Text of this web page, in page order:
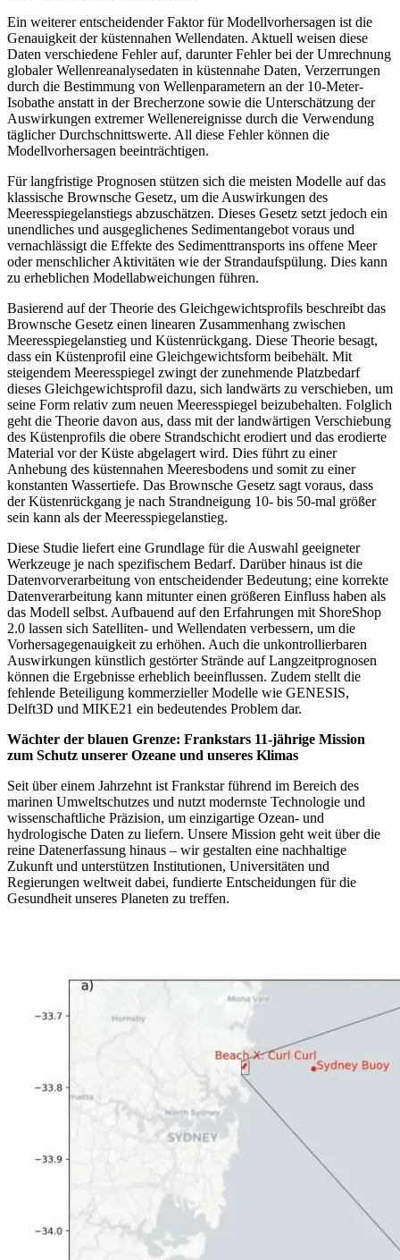
Ein weiterer entscheidender Faktor für Modellvorhersagen ist die
Genauigkeit der küstennahen Wellendaten. Aktuell weisen diese
Daten verschiedene Fehler auf, darunter Fehler bei der Umrechnung
globaler Wellenreanalysedaten in küstennahe Daten, Verzerrungen
durch die Bestimmung von Wellenparametern an der 10-Meter-
Isobathe anstatt in der Brecherzone sowie die Unterschätzung der
Auswirkungen extremer Wellenereignisse durch die Verwendung
täglicher Durchschnittswerte. All diese Fehler können die
Modellvorhersagen beeinträchtigen.
Für langfristige Prognosen stützen sich die meisten Modelle auf das
klassische Brownsche Gesetz, um die Auswirkungen des
Meeresspiegelanstiegs abzuschätzen. Dieses Gesetz setzt jedoch ein
unendliches und ausgeglichenes Sedimentangebot voraus und
vernachlässigt die Effekte des Sedimenttransports ins offene Meer
oder menschlicher Aktivitäten wie der Strandaufspülung. Dies kann
zu erheblichen Modellabweichungen führen.
Basierend auf der Theorie des Gleichgewichtsprofils beschreibt das
Brownsche Gesetz einen linearen Zusammenhang zwischen
Meeresspiegelanstieg und Küstenrückgang. Diese Theorie besagt,
dass ein Küstenprofil eine Gleichgewichtsform beibehält. Mit
steigendem Meeresspiegel zwingt der zunehmende Platzbedarf
dieses Gleichgewichtsprofil dazu, sich landwärts zu verschieben, um
seine Form relativ zum neuen Meeresspiegel beizubehalten. Folglich
geht die Theorie davon aus, dass mit der landwärtigen Verschiebung
des Küstenprofils die obere Strandschicht erodiert und das erodierte
Material vor der Küste abgelagert wird. Dies führt zu einer
Anhebung des küstennahen Meeresbodens und somit zu einer
konstanten Wassertiefe. Das Brownsche Gesetz sagt voraus, dass
der Küstenrückgang je nach Strandneigung 10- bis 50-mal größer
sein kann als der Meeresspiegelanstieg.
Diese Studie liefert eine Grundlage für die Auswahl geeigneter
Werkzeuge je nach spezifischem Bedarf. Darüber hinaus ist die
Datenvorverarbeitung von entscheidender Bedeutung; eine korrekte
Datenverarbeitung kann mitunter einen größeren Einfluss haben als
das Modell selbst. Aufbauend auf den Erfahrungen mit ShoreShop
2.0 lassen sich Satelliten- und Wellendaten verbessern, um die
Vorhersagegenauigkeit zu erhöhen. Auch die unkontrollierbaren
Auswirkungen künstlich gestörter Strände auf Langzeitprognosen
können die Ergebnisse erheblich beeinflussen. Zudem stellt die
fehlende Beteiligung kommerzieller Modelle wie GENESIS,
Delft3D und MIKE21 ein bedeutendes Problem dar.
Wächter der blauen Grenze: Frankstars 11-jährige Mission
zum Schutz unserer Ozeane und unseres Klimas
Seit über einem Jahrzehnt ist Frankstar führend im Bereich des
marinen Umweltschutzes und nutzt modernste Technologie und
wissenschaftliche Präzision, um einzigartige Ozean- und
hydrologische Daten zu liefern. Unsere Mission geht weit über die
reine Datenerfassung hinaus – wir gestalten eine nachhaltige
Zukunft und unterstützen Institutionen, Universitäten und
Regierungen weltweit dabei, fundierte Entscheidungen für die
Gesundheit unseres Planeten zu treffen.